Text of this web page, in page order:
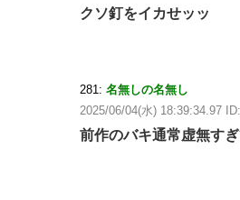
クソ釘をイカせッッ
281: 名無しの名無し
2025/06/04(水) 18:39:34.97
前作のバキ通常虚無す